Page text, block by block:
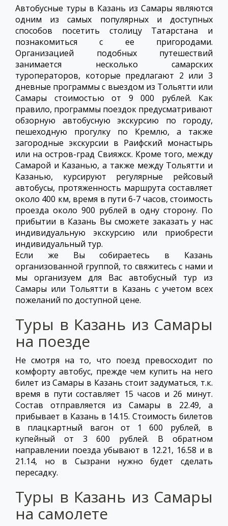
Автобусные туры в Казань из Самары являются
одним из самых популярных и доступных
способов посетить столицу Татарстана и
познакомиться с ее пригородами.
Организацией подобных путешествий
занимается несколько самарских
туроператоров, которые предлагают 2 или 3
дневные программы с выездом из Тольятти или
Самары стоимостью от 9 000 рублей. Как
правило, программы поездок предусматривают
обзорную автобусную экскурсию по городу,
пешеходную прогулку по Кремлю, а также
загородные экскурсии в Раифский монастырь
или на остров-град Свияжск. Кроме того, между
Самарой и Казанью, а также между Тольятти и
Казанью, курсируют регулярные рейсовый
автобусы, протяженность маршрута составляет
около 400 км, время в пути 6-7 часов, стоимость
проезда около 900 рублей в одну сторону. По
прибытии в Казань Вы сможете заказать у нас
индивидуальную экскурсию или приобрести
индивидуальный тур.
Если же Вы собираетесь в Казань
организованной группой, то свяжитесь с нами и
мы организуем для Вас автобусный тур из
Самары или Тольятти в Казань с учетом всех
пожеланий по доступной цене.
Туры в Казань из Самары
на поезде
Не смотря на то, что поезд превосходит по
комфорту автобус, прежде чем купить на него
билет из Самары в Казань стоит задуматься, т.к.
время в пути составляет 15 часов и 26 минут.
Состав отправляется из Самары в 22.49, а
прибывает в Казань в 14.15. Стоимость билетов
в плацкартный вагон от 1 600 рублей, в
купейный от 3 600 рублей. В обратном
направлении поезда убывают в 12.21, 16.58 и в
21.14, но в Сызрани нужно будет сделать
пересадку.
Туры в Казань из Самары
на самолете